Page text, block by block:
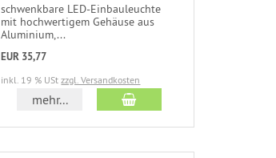
schwenkbare LED-Einbauleuchte
mit hochwertigem Gehäuse aus
Aluminium,...
EUR 35,77
inkl. 19 % UStzzgl. Versandkosten
mehr...